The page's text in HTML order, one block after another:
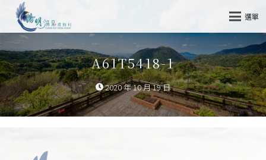
選單
A61T5418-1
2020 年 10 月 19 日